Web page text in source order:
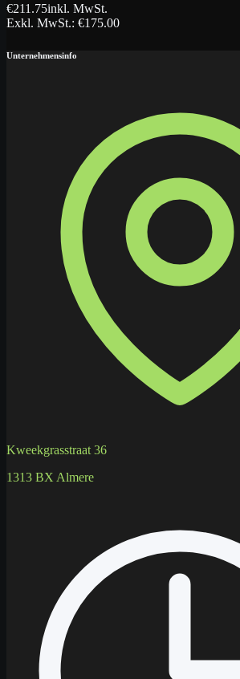
€211.75inkl. MwSt.
Exkl. MwSt.: €175.00
Unternehmensinfo
Kweekgrasstraat 36
1313 BX Almere